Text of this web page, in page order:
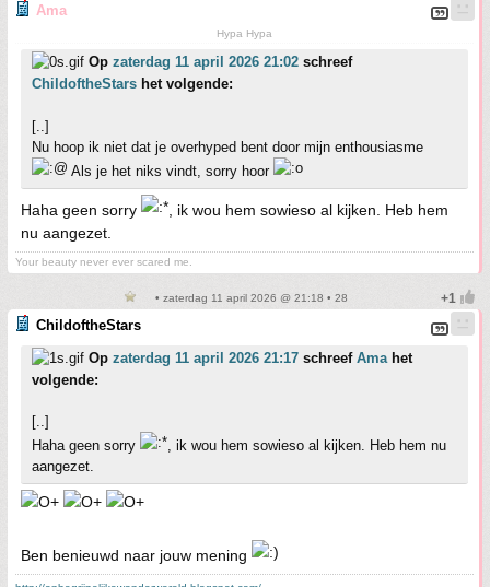
Ama
Hypa Hypa
Op zaterdag 11 april 2026 21:02 schreef
ChildoftheStars het volgende:
[..]
Nu hoop ik niet dat je overhyped bent door mijn enthousiasme
Als je het niks vindt, sorry hoor
Haha geen sorry
, ik wou hem sowieso al kijken. Heb hem
nu aangezet.
Your beauty never ever scared me.
• zaterdag 11 april 2026 @ 21:18 • 28
ChildoftheStars
Op zaterdag 11 april 2026 21:17 schreef Amahet
volgende:
[..]
Haha geen sorry
, ik wou hem sowieso al kijken. Heb hem nu
aangezet.
Ben benieuwd naar jouw mening